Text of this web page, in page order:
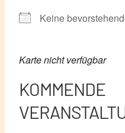
Keine
Karte nicht verfügbar
KOMMENDE